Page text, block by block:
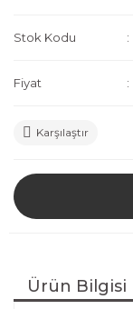
Stok Kodu
Fiyat
Karşılaştır
Ürün Bilgisi